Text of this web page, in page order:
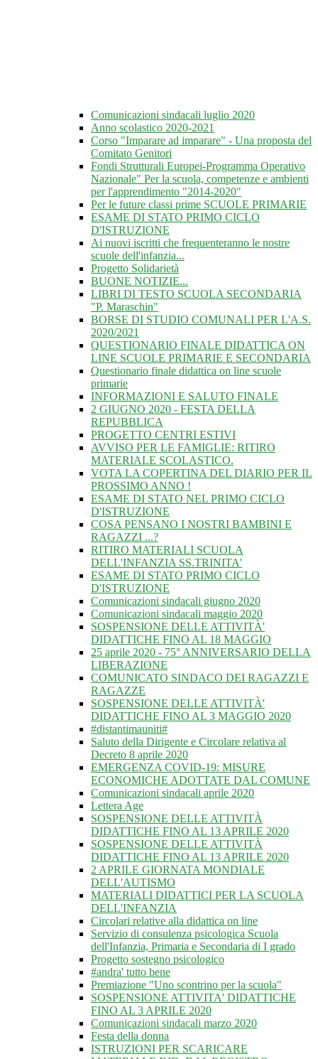
Comunicazioni sindacali luglio 2020
Anno scolastico 2020-2021
Corso "Imparare ad imparare" - Una proposta del
Comitato Genitori
Fondi Strutturali Europei-Programma Operativo
Nazionale" Per la scuola, competenze e ambienti
per l'apprendimento "2014-2020"
Per le future classi prime SCUOLE PRIMARIE
ESAME DI STATO PRIMO CICLO
D'ISTRUZIONE
Ai nuovi iscritti che frequenteranno le nostre
scuole dell'infanzia...
Progetto Solidarietà
BUONE NOTIZIE...
LIBRI DI TESTO SCUOLA SECONDARIA
"P. Maraschin"
BORSE DI STUDIO COMUNALI PER L'A.S.
2020/2021
QUESTIONARIO FINALE DIDATTICA ON
LINE SCUOLE PRIMARIE E SECONDARIA
Questionario finale didattica on line scuole
primarie
INFORMAZIONI E SALUTO FINALE
2 GIUGNO 2020 - FESTA DELLA
REPUBBLICA
PROGETTO CENTRI ESTIVI
AVVISO PER LE FAMIGLIE: RITIRO
MATERIALE SCOLASTICO.
VOTA LA COPERTINA DEL DIARIO PER IL
PROSSIMO ANNO !
ESAME DI STATO NEL PRIMO CICLO
D'ISTRUZIONE
COSA PENSANO I NOSTRI BAMBINI E
RAGAZZI ...?
RITIRO MATERIALI SCUOLA
DELL'INFANZIA SS.TRINITA'
ESAME DI STATO PRIMO CICLO
D'ISTRUZIONE
Comunicazioni sindacali giugno 2020
Comunicazioni sindacali maggio 2020
SOSPENSIONE DELLE ATTIVITÀ'
DIDATTICHE FINO AL 18 MAGGIO
25 aprile 2020 - 75° ANNIVERSARIO DELLA
LIBERAZIONE
COMUNICATO SINDACO DEI RAGAZZI E
RAGAZZE
SOSPENSIONE DELLE ATTIVITÀ'
DIDATTICHE FINO AL 3 MAGGIO 2020
#distantimauniti#
Saluto della Dirigente e Circolare relativa al
Decreto 8 aprile 2020
EMERGENZA COVID-19: MISURE
ECONOMICHE ADOTTATE DAL COMUNE
Comunicazioni sindacali aprile 2020
Lettera Age
SOSPENSIONE DELLE ATTIVITÀ
DIDATTICHE FINO AL 13 APRILE 2020
SOSPENSIONE DELLE ATTIVITÀ
DIDATTICHE FINO AL 13 APRILE 2020
2 APRILE GIORNATA MONDIALE
DELL'AUTISMO
MATERIALI DIDATTICI PER LA SCUOLA
DELL'INFANZIA
Circolari relative alla didattica on line
Servizio di consulenza psicologica Scuola
dell'Infanzia, Primaria e Secondaria di I grado
Progetto sostegno psicologico
#andra' tutto bene
Premiazione "Uno scontrino per la scuola"
SOSPENSIONE ATTIVITA' DIDATTICHE
FINO AL 3 APRILE 2020
Comunicazioni sindacali marzo 2020
Festa della donna
ISTRUZIONI PER SCARICARE